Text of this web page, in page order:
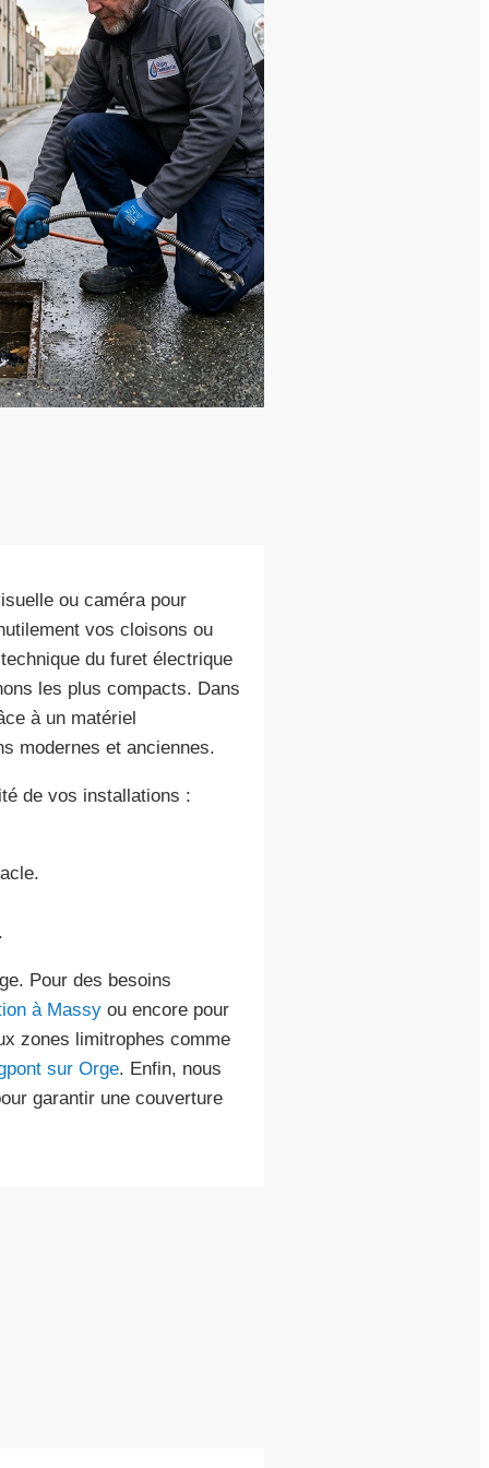
ou caméra pour
vos cloisons ou
du furet électrique
les plus compacts. Dans
à un matériel
modernes et anciennes.
de vos installations :
Pour des besoins
à Massyou encore pour
zones limitrophes comme
sur Orge. Enfin, nous
garantir une couverture